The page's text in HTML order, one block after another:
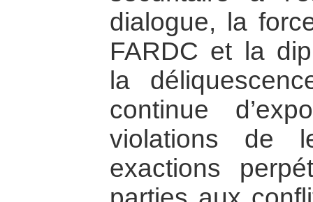
dialogue, la
FARDC et la
la
continue
violations de
exactions